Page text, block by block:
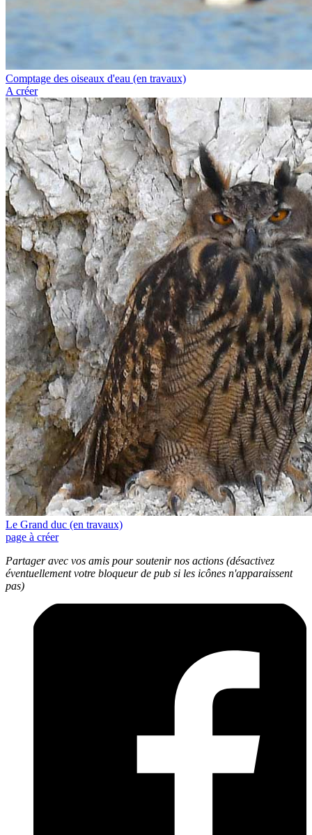
Comptage des oiseaux d'eau (en travaux)
A créer
Le Grand duc (en travaux)
page à créer
Partager avec vos amis pour soutenir nos actions (désactivez
éventuellement votre bloqueur de pub si les icônes n'apparaissent
pas)